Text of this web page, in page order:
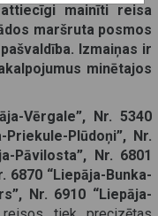
mainīti reisa
maršruta posmos
Izmaiņas ir
minētajos
Vērgale”, Nr. 5340
Plūdoņi”, Nr.
Pāvilosta”, Nr. 6801
6870 “Liepāja-Bunka-
Nr. 6910 “Liepāja-